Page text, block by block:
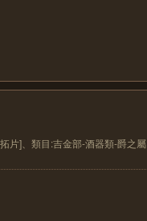
片]、類目:吉金部-酒器類-爵之屬